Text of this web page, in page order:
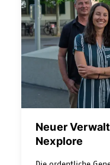
Neuer
Nexplore